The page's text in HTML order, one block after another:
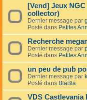
[Vend] Jeux
collector)
Dernier message par
Posté dans Petites
Recherche
Dernier message par
Posté dans Petites
un peu de pub
Dernier message par
Posté dans BlaBla
VDS Castlevania